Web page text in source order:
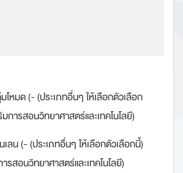
หมด (- (ประเภทอื่นๆ ให้เลือกตัวเลือก
การสอนวิทยาศาสตร์และเทคโนโลยี)
ลน (- (ประเภทอื่นๆ ให้เลือกตัวเลือกนี้)
รสอนวิทยาศาสตร์และเทคโนโลยี)